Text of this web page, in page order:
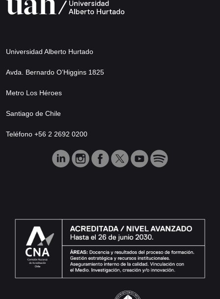
Universidad Alberto Hurtado
Avda. Bernardo O’Higgins 1825
Metro Los Héroes
Santiago de Chile
Teléfono +56 2 2692 0200